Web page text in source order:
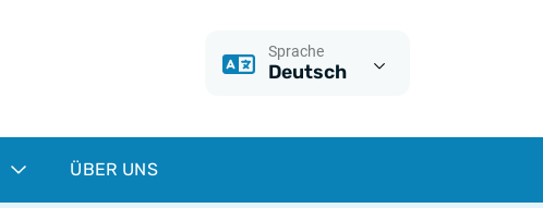
Sprache
Deutsch
ÜBER UNS